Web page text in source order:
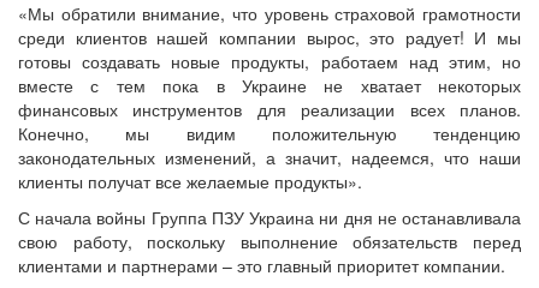
«Мы обратили внимание, что уровень страховой грамотности
среди клиентов нашей компании вырос, это радует! И мы
готовы создавать новые продукты, работаем над этим, но
вместе с тем пока в Украине не хватает некоторых
финансовых инструментов для реализации всех планов.
Конечно, мы видим положительную тенденцию
законодательных изменений, а значит, надеемся, что наши
клиенты получат все желаемые продукты».
С начала войны Группа ПЗУ Украина ни дня не останавливала
свою работу, поскольку выполнение обязательств перед
клиентами и партнерами – это главный приоритет компании.